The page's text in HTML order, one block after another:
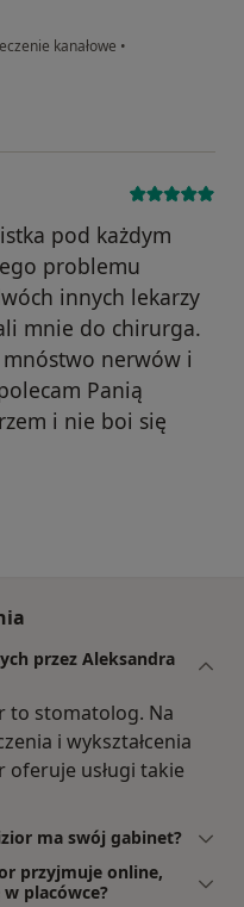
kanałowe •
pod każdym
problemu
innych lekarzy
mnie do chirurga.
mnóstwo nerwów i
Panią
i nie boi się
Konto zostało usunięte
przez Aleksandra
to stomatolog. Na
i wykształcenia
oferuje usługi takie
ma swój gabinet?
przyjmuje online,
placówce?